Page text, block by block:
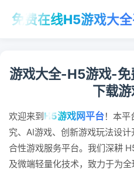
免费在线H5游戏大
游戏大全-H5游戏-
下载
欢迎来到H5游戏网平台！本
究、AI游戏、创新游戏玩法设
合性游戏服务平台。我们深耕
及微端轻量化技术，致力于为全